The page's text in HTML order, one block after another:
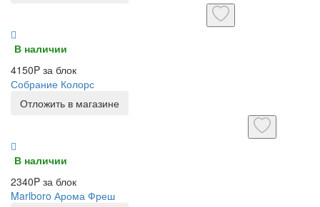
В наличии
4150P за блок
Собрание Колорс
Отложить в магазине
В наличии
2340P за блок
Marlboro Арома Фреш